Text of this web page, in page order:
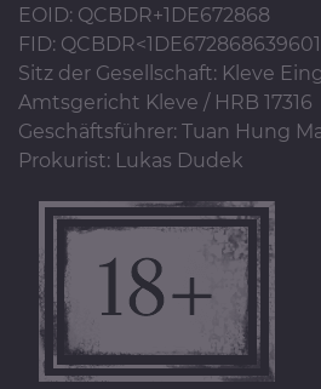
EOID: QCBDR+1DE672868
FID: QCBDR<1DE672868639601
Sitz der Gesellschaft: Kleve
Amtsgericht Kleve / HRB 17316
Geschäftsführer: Tuan Hung
Prokurist: Lukas Dudek